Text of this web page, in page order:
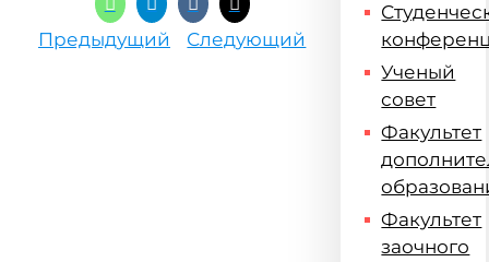
Предыдущий Следующий
Ученый
совет
Факультет
Факультет
заочного